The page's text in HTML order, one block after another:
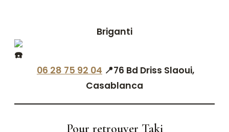
Briganti
06 28 75 92 04 📍76 Bd Driss Slaoui,
Casablanca
Pour retrouver Taki